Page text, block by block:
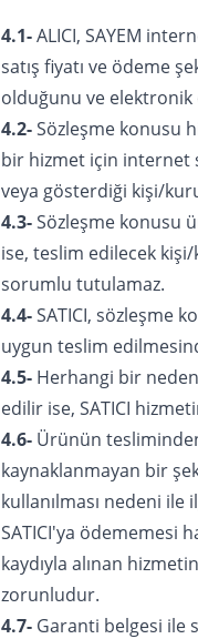
4.1-ALICI, SAYEM
satış fiyatı ve ödeme
olduğunu ve
4.2-Sözleşme konusu
bir hizmet için internet
veya gösterdiği kişi/
4.3-Sözleşme konusu
ise, teslim edilecek
sorumlu tutulamaz.
4.4-SATICI, sözleşme
uygun teslim
4.5- Herhangi bir
edilir ise, SATICI
4.6- Ürünün
kaynaklanmayan bir
kullanılması nedeni
SATICI'ya ödememesi
kaydıyla alınan
zorunludur.
4.7- Garanti belgesi ile